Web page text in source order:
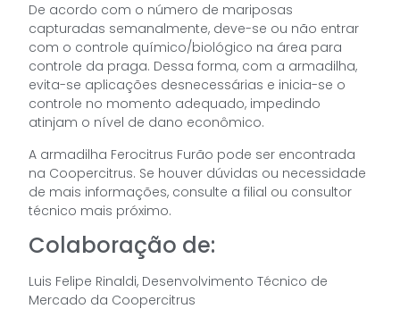
De acordo com o número de mariposas
capturadas semanalmente, deve-se ou não entrar
com o controle químico/biológico na área para
controle da praga. Dessa forma, com a armadilha,
evita-se aplicações desnecessárias e inicia-se o
controle no momento adequado, impedindo
atinjam o nível de dano econômico.
A armadilha Ferocitrus Furão pode ser encontrada
na Coopercitrus. Se houver dúvidas ou necessidade
de mais informações, consulte a filial ou consultor
técnico mais próximo.
Colaboração de:
Luis Felipe Rinaldi, Desenvolvimento Técnico de
Mercado da Coopercitrus